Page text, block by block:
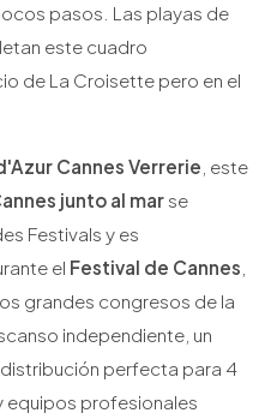
pasos. Las playas de
este cuadro
de La Croisette pero en el
Cannes Verrerie , este
junto al mar se
Festivals y es
el Festival de Cannes
grandes congresos de la
independiente, un
perfecta para 4
equipos profesionales